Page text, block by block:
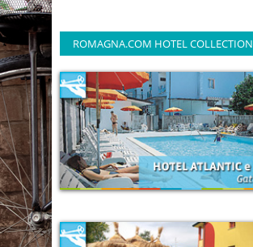
ROMAGNA.COM HOTEL COLLECTION